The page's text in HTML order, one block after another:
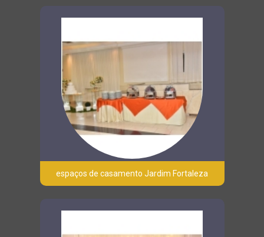
espaços de casamento Jardim Fortaleza